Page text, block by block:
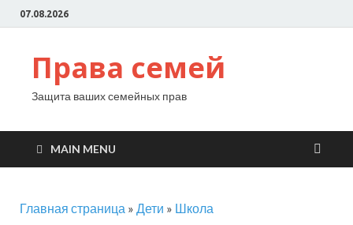
07.08.2026
Права семей
Защита ваших семейных прав
MAIN MENU
Главная страница » Дети » Школа